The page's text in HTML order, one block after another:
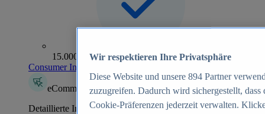
15.000+ Marken
Consumer Insights entdecken
eCommerce Insights
Detaillierte Informationen zu mehr als 39.000 Online-Shops
Wir respektieren Ihre Privatsphäre
Diese Website und unsere 894 Partner
zuzugreifen. Dadurch wird sichergestellt,
Cookie-Präferenzen jederzeit verwalten.